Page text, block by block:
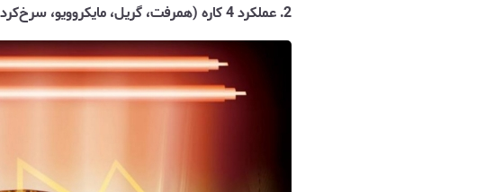
2. عملکرد 4 کاره (همرفت، گریل، مایکروویو، سرخ‌کردن هوای سالم)